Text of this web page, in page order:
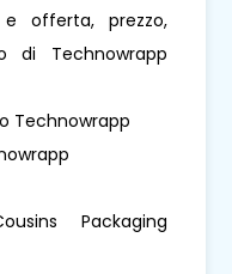
e offerta, prezzo,
di Technowrapp
Technowrapp
​​Packaging